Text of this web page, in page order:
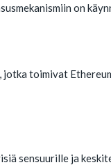
on
toimivat
sensuurille ja